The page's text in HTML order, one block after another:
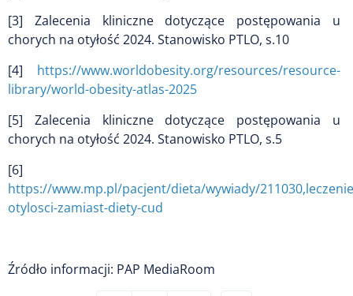
[3] Zalecenia kliniczne dotyczące postępowania u
chorych na otyłość 2024. Stanowisko PTLO, s.10
[4] https://www.worldobesity.org/resources/resource-
library/world-obesity-atlas-2025
[5] Zalecenia kliniczne dotyczące postępowania u
chorych na otyłość 2024. Stanowisko PTLO, s.5
[6]
https://www.mp.pl/pacjent/dieta/wywiady/
otylosci-zamiast-diety-cud
Źródło informacji: PAP MediaRoom